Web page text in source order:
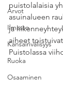
Arvot
Ilmasto
Kansainvälisyys
Ruoka
Osaaminen
puistolalaisia
asuinalueen
ja
aiheet
Puistolassa